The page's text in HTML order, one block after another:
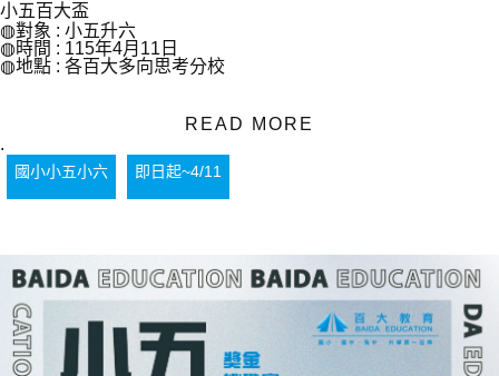
小五百大盃
◍對象 : 小五升六
◍時間 : 115年4月11日
◍地點 : 各百大多向思考分校
READ MORE
.
國小小五小六 即日起~4/11